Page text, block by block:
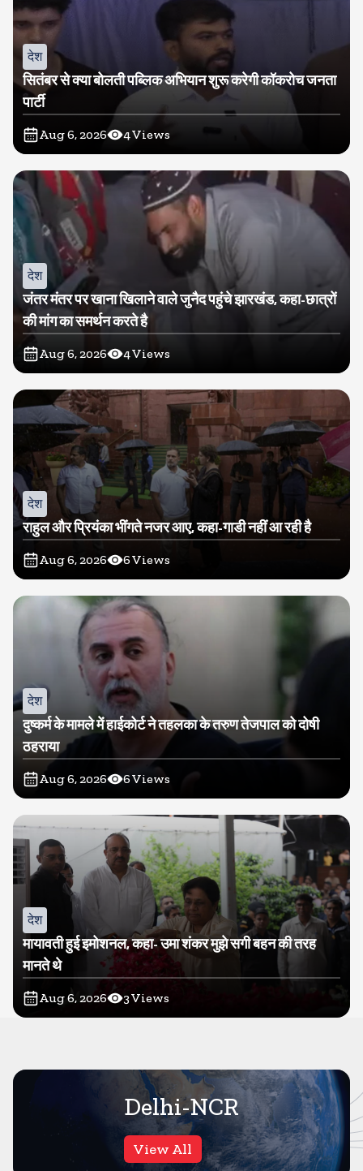
देश
सितंबर से क्या बोलती पब्लिक अभियान शुरू करेगी कॉकरोच जनता
पार्टी
Aug 6, 2026 4Views
देश
जंतर मंतर पर खाना खिलाने वाले जुनैद पहुंचे झारखंड, कहा-छात्रों
की मांग का समर्थन करते है
Aug 6, 2026 4Views
देश
राहुल और प्रियंका भींगते नजर आए, कहा-गाडी नहीं आ रही है
Aug 6, 2026 6Views
देश
दुष्कर्म के मामले में हाईकोर्ट ने तहलका के तरुण तेजपाल को दोषी
ठहराया
Aug 6, 2026 6Views
देश
मायावती हुई इमोशनल, कहा- उमा शंकर मुझे सगी बहन की तरह
मानते थे
Aug 6, 2026 3Views
Delhi-NCR
View All